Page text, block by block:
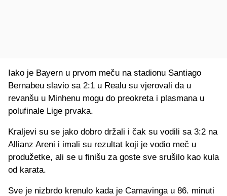
Iako je Bayern u prvom meču na stadionu Santiago
Bernabeu slavio sa 2:1 u Realu su vjerovali da u
revanšu u Minhenu mogu do preokreta i plasmana u
polufinale Lige prvaka.
Kraljevi su se jako dobro držali i čak su vodili sa 3:2 na
Allianz Areni i imali su rezultat koji je vodio meč u
produžetke, ali se u finišu za goste sve srušilo kao kula
od karata.
Sve je nizbrdo krenulo kada je Camavinga u 86. minuti